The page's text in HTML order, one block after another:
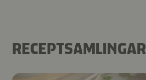
RECEPTSAMLINGAR